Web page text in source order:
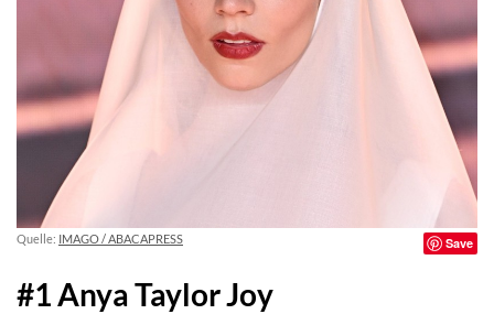
Quelle: IMAGO / ABACAPRESS Save
#1 Anya Taylor Joy